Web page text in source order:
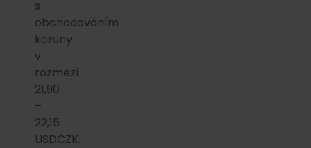
s
obchodováním
koruny
v
rozmezí
21,90
–
22,15
USDCZK.